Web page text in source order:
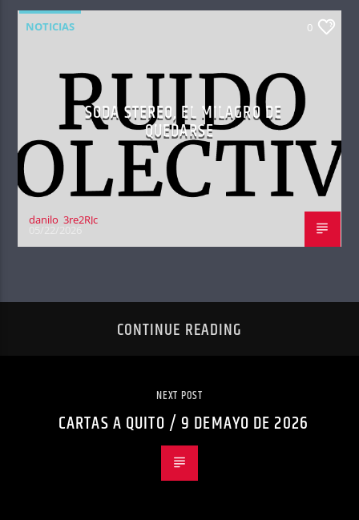
NOTICIAS 0
SODA STEREO, EL MILAGRO DE
QUEDARSE
danilo_3re2RJc
CONTINUE READING
NEXT POST
CARTAS A QUITO / 9 DEMAYO DE 2026